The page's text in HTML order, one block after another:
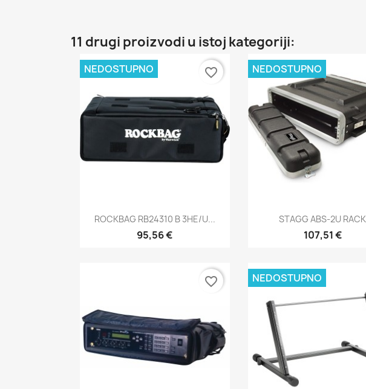
11 drugi proizvodi u istoj kategoriji:
Brzi pregled
ROCKBAG RB24310 B 3HE/U...
95,56 €
NEDOSTUPNO favorite_border
Brzi pregled
STAGG ABS-2U RACK
107,51 €
NEDOSTUPNO
favorite_border NEDOSTUPNO